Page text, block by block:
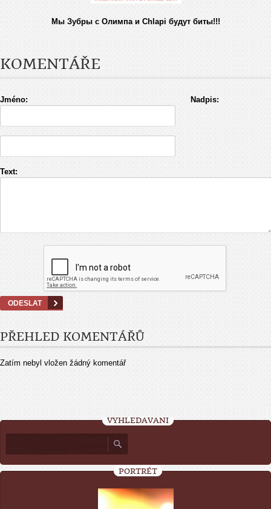
Мы Зубры с Олимпа и Chlapi будут биты!!!
KOMENTÁŘE
Jméno: Nadpis:
Text:
PŘEHLED KOMENTÁŘŮ
Zatím nebyl vložen žádný komentář
VYHLEDÁVÁNÍ
PORTRÉT